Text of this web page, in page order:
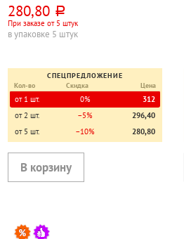
280,80 руб.
При заказе от 5 штук
в упаковке 5 штук
СПЕЦПРЕДЛОЖЕНИЕ
Кол-во
Скидка Цена
от 1 шт. 0%
312
от 2 шт.
−5%
296,40
от 5 шт.
−10% 280,80